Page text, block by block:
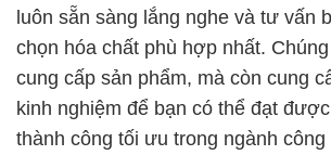
luôn sẵn sàng lắng nghe và tư vấn
chọn hóa chất phù hợp nhất.
cung cấp sản phẩm, mà còn cung
kinh nghiệm để bạn có thể đạt
thành công tối ưu trong ngành công